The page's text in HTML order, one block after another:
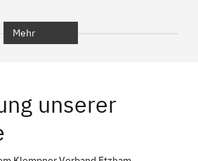
Bamberg
Mehr
unserer